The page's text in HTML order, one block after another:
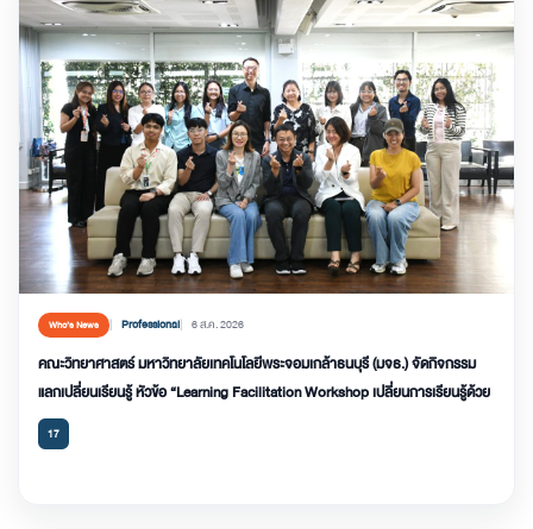
Who’s News Professional 6 ส.ค. 2026
คณะวิทยาศาสตร์ มหาวิทยาลัยเทคโนโลยีพระจอมเกล้าธนบุรี (มจธ.) จัดกิจกรรม
แลกเปลี่ยนเรียนรู้ หัวข้อ “Learning Facilitation Workshop เปลี่ยนการเรียนรู้ด้วย
17